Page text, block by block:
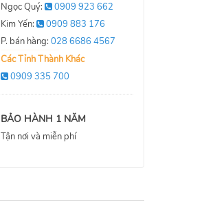
Ngọc Quý:
0909 923 662
Kim Yến:
0909 883 176
P. bán hàng: 028 6686 4567
Các Tỉnh Thành Khác
0909 335 700
BẢO HÀNH 1 NĂM
Tận nơi và miễn phí